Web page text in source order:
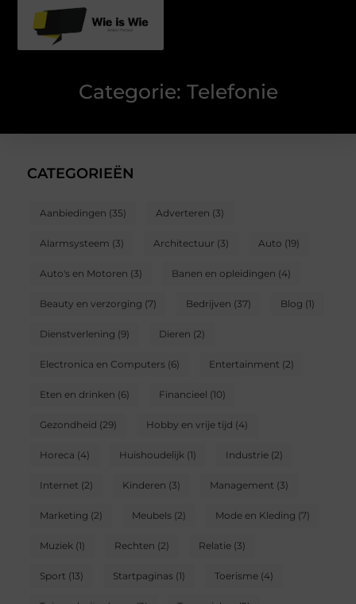
Categorie: Telefonie
CATEGORIEËN
Aanbiedingen (35) Adverteren (3)
Alarmsysteem (3) Architectuur (3) Auto (19)
Auto's en Motoren (3) Banen en opleidingen (4)
Beauty en verzorging (7) Bedrijven (37) Blog (1)
Dienstverlening (9) Dieren (2)
Electronica en Computers (6) Entertainment (2)
Eten en drinken (6) Financieel (10)
Gezondheid (29) Hobby en vrije tijd (4)
Horeca (4) Huishoudelijk (1) Industrie (2)
Internet (2) Kinderen (3) Management (3)
Marketing (2) Meubels (2) Mode en Kleding (7)
Muziek (1) Rechten (2) Relatie (3)
Sport (13) Startpaginas (1) Toerisme (4)